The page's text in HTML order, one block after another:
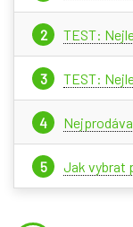
TEST:
TEST:
Jak vybrat